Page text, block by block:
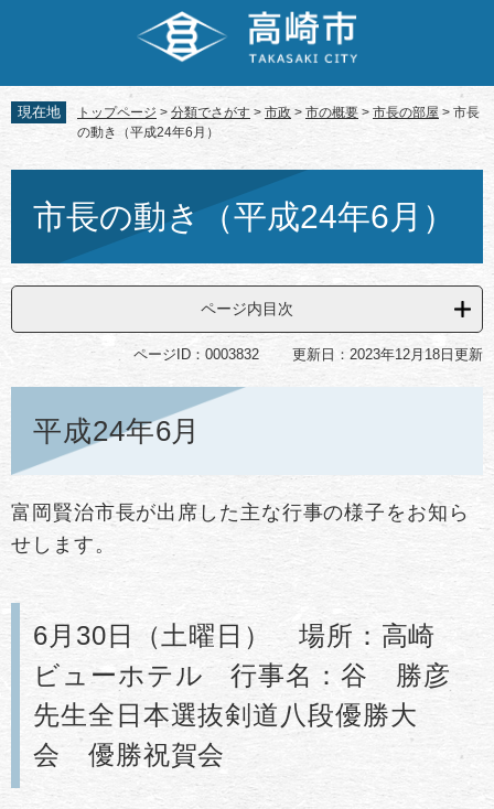
先
頭
す。
を
飛
し
へ
現在地 トップページ > 分類でさがす > 市政 > 市の概要 > 市長の部屋 > 市長
の動き（平成24年6月）
市長の動き（平成24年6月）
ページ内目次
ページID：0003832 更新日：2023年12月18日更新
平成24年6月
富岡賢治市長が出席した主な行事の様子をお知ら
せします。
6月30日（土曜日） 場所：高崎
ビューホテル 行事名：谷 勝彦
先生全日本選抜剣道八段優勝大
会 優勝祝賀会